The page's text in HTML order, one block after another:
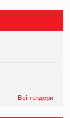
Всі тендери